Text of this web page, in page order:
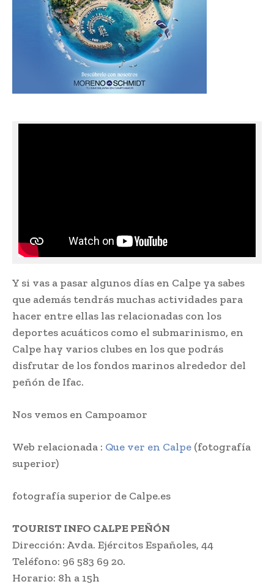
Y si vas a pasar algunos días en Calpe ya sabes
que además tendrás muchas actividades para
hacer entre ellas las relacionadas con los
deportes acuáticos como el submarinismo, en
Calpe hay varios clubes en los que podrás
disfrutar de los fondos marinos alrededor del
peñón de Ifac.
Nos vemos en Campoamor
Web relacionada : Que ver en Calpe (fotografía
superior)
fotografía superior de Calpe.es
TOURIST INFO CALPE PEÑÓN
Dirección: Avda. Ejércitos Españoles, 44
Teléfono: 96 583 69 20.
Horario: 8h a 15h